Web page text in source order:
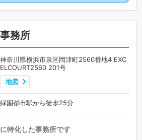
務所
神奈川県横浜市泉区岡津町2560番地4 EXC
ELCOURT2560 201号
地図
緑園都市駅から徒歩25分
特化した事務所です